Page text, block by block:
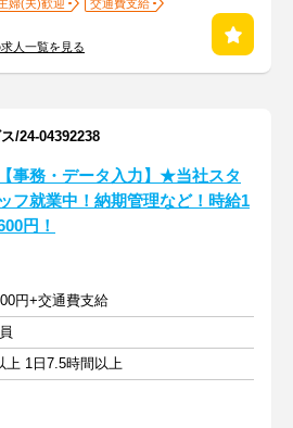
婦(夫)歓迎
交通費支給
人一覧を見る
/24-04392238
【事務・データ入力】★当社スタ
ッフ就業中！納期管理など！時給1
円！
円+交通費支給
上 1日7.5時間以上